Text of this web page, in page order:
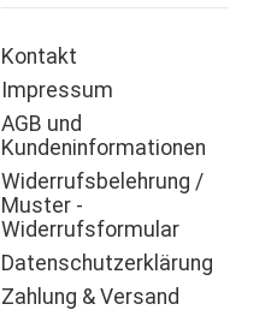
Kontakt
Impressum
AGB und
Kundeninformationen
Widerrufsbelehrung /
Muster -
Widerrufsformular
Datenschutzerklärung
Zahlung & Versand